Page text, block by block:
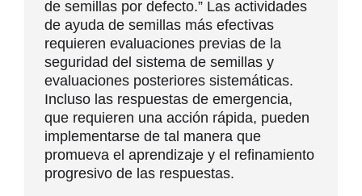
de semillas por defecto.” Las actividades
de ayuda de semillas más efectivas
requieren evaluaciones previas de la
seguridad del sistema de semillas y
evaluaciones posteriores sistemáticas.
Incluso las respuestas de emergencia,
que requieren una acción rápida, pueden
implementarse de tal manera que
promueva el aprendizaje y el refinamiento
progresivo de las respuestas.